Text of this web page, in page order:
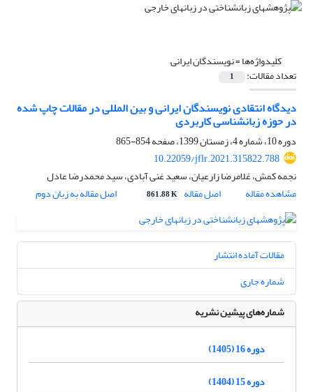
کلیدواژه‌ها =نویسندگان ایرانی
تعداد مقالات: 1
دیدگاه انتقادی نویسندگان ایرانی و بین المللی در مقالات چاپ شده
در حوزه زبانشناسی کاربردی
دوره 10، شماره 4، زمستان 1399، صفحه
854-865
10.22059/jflr.2021.315822.788
نجمه کمش، غلامرضا زارعیان، سعید غنی آبادی، سید محمدرضا عادل
مشاهده مقاله
اصل مقاله 861.88 K اصل مقاله به زبان دوم
مقالات آماده انتشار
شماره جاری
شماره‌های پیشین نشریه
دوره 16 (1405)
دوره 15 (1404)